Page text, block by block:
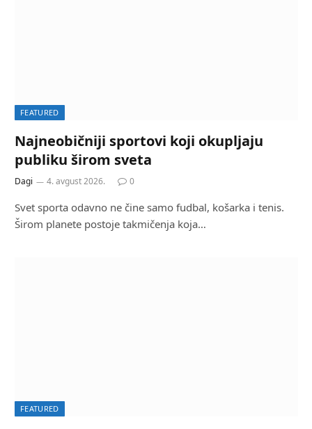
FEATURED
Najneobičniji sportovi koji okupljaju
publiku širom sveta
Dagi 4. avgust 2026. 0
Svet sporta odavno ne čine samo fudbal, košarka i tenis.
Širom planete postoje takmičenja koja…
FEATURED